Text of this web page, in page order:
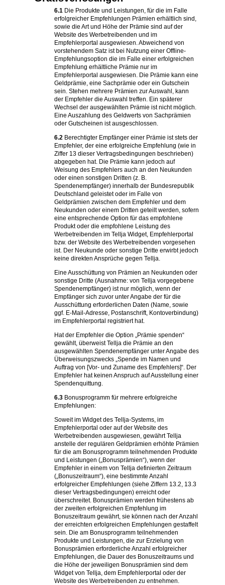
6.1 Die Produkte und Leistungen, für die im Falle
erfolgreicher Empfehlungen Prämien erhältlich sind,
sowie die Art und Höhe der Prämie sind auf der
Website des Werbetreibenden und im
Empfehlerportal ausgewiesen. Abweichend von
vorstehendem Satz ist bei Nutzung einer Offline-
Empfehlungsoption die im Falle einer erfolgreichen
Empfehlung erhältliche Prämie nur im
Empfehlerportal ausgewiesen. Die Prämie kann eine
Geldprämie, eine Sachprämie oder ein Gutschein
sein. Stehen mehrere Prämien zur Auswahl, kann
der Empfehler die Auswahl treffen. Ein späterer
Wechsel der ausgewählten Prämie ist nicht möglich.
Eine Auszahlung des Geldwerts von Sachprämien
oder Gutscheinen ist ausgeschlossen.
6.2 Berechtigter Empfänger einer Prämie ist stets der
Empfehler, der eine erfolgreiche Empfehlung (wie in
Ziffer 13 dieser Vertragsbedingungen beschrieben)
abgegeben hat. Die Prämie kann jedoch auf
Weisung des Empfehlers auch an den Neukunden
oder einen sonstigen Dritten (z. B.
Spendenempfänger) innerhalb der Bundesrepublik
Deutschland geleistet oder im Falle von
Geldprämien zwischen dem Empfehler und dem
Neukunden oder einem Dritten geteilt werden, sofern
eine entsprechende Option für das empfohlene
Produkt oder die empfohlene Leistung des
Werbetreibenden im Tellja Widget, Empfehlerportal
bzw. der Website des Werbetreibenden vorgesehen
ist. Der Neukunde oder sonstige Dritte erwirbt jedoch
keine direkten Ansprüche gegen Tellja.
Eine Ausschüttung von Prämien an Neukunden oder
sonstige Dritte (Ausnahme: von Tellja vorgegebene
Spendenempfänger) ist nur möglich, wenn der
Empfänger sich zuvor unter Angabe der für die
Ausschüttung erforderlichen Daten (Name, sowie
ggf. E-Mail-Adresse, Postanschrift, Kontoverbindung)
im Empfehlerportal registriert hat.
Hat der Empfehler die Option „Prämie spenden“
gewählt, überweist Tellja die Prämie an den
ausgewählten Spendenempfänger unter Angabe des
Überweisungszwecks „Spende im Namen und
Auftrag von [Vor- und Zuname des Empfehlers]“. Der
Empfehler hat keinen Anspruch auf Ausstellung einer
Spendenquittung.
6.3 Bonusprogramm für mehrere erfolgreiche
Empfehlungen:
Soweit im Widget des Tellja-Systems, im
Empfehlerportal oder auf der Website des
Werbetreibenden ausgewiesen, gewährt Tellja
anstelle der regulären Geldprämien erhöhte Prämien
für die am Bonusprogramm teilnehmenden Produkte
und Leistungen („Bonusprämien“), wenn der
Empfehler in einem von Tellja definierten Zeitraum
(„Bonuszeitraum“), eine bestimmte Anzahl
erfolgreicher Empfehlungen (siehe Ziffern 13.2, 13.3
dieser Vertragsbedingungen) erreicht oder
überschreitet. Bonusprämien werden frühestens ab
der zweiten erfolgreichen Empfehlung im
Bonuszeitraum gewährt, sie können nach der Anzahl
der erreichten erfolgreichen Empfehlungen gestaffelt
sein. Die am Bonusprogramm teilnehmenden
Produkte und Leistungen, die zur Erzielung von
Bonusprämien erforderliche Anzahl erfolgreicher
Empfehlungen, die Dauer des Bonuszeitraums und
die Höhe der jeweiligen Bonusprämien sind dem
Widget von Tellja, dem Empfehlerportal oder der
Website des Werbetreibenden zu entnehmen.